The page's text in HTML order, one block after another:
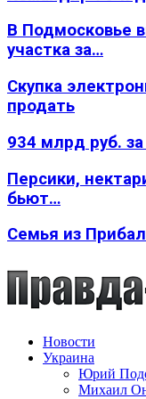
В Подмосковье
участка за…
Скупка
продать
934 млрд руб.
Персики,
бьют…
Семья из
Новости
Украина
Юрий
Михаил